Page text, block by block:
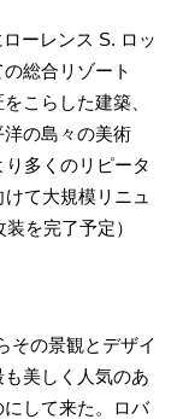
ーレンス S. ロッ
総合リゾート
こらした建築、
の島々の美術
多くのリピータ
て大規模リニュ
を完了予定）
の景観とデザイ
美しく人気のあ
して来た。ロバ